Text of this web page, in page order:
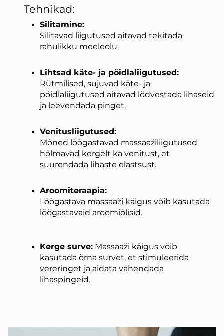
Tehnikad:
Silitamine:
Silitavad liigutused aitavad tekitada
rahulikku meeleolu.
Lihtsad käte- ja pöidlaliigutused:
Rütmilised, sujuvad käte- ja
pöidlaliigutused aitavad lõdvestada lihaseid
ja leevendada pinget.
Venitusliigutused:
Mõned lõõgastavad massaažiliigutused
hõlmavad kergelt ka venitust, et
suurendada lihaste elastsust.
Aroomiteraapia:
Lõõgastava massaaži käigus võib kasutada
lõõgastavaid aroomiõlisid.
Kerge surve: Massaaži käigus võib
kasutada õrna survet, et stimuleerida
vereringet ja aidata vähendada
lihaspingeid.